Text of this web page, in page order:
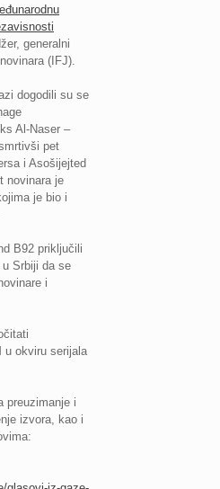
generalni
(IFJ).
dogodili su se
Al-Naser –
pet
i Asošijejted
novinara je
je bio i
B92 priključili
Srbiji da se
i
u okviru serijala
preuzimanje i
izvora, kao i